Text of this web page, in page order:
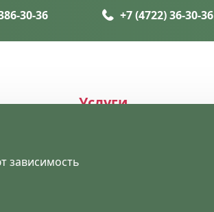
30-36 +7 (4722) 36-30-36
Услуги
зависимость